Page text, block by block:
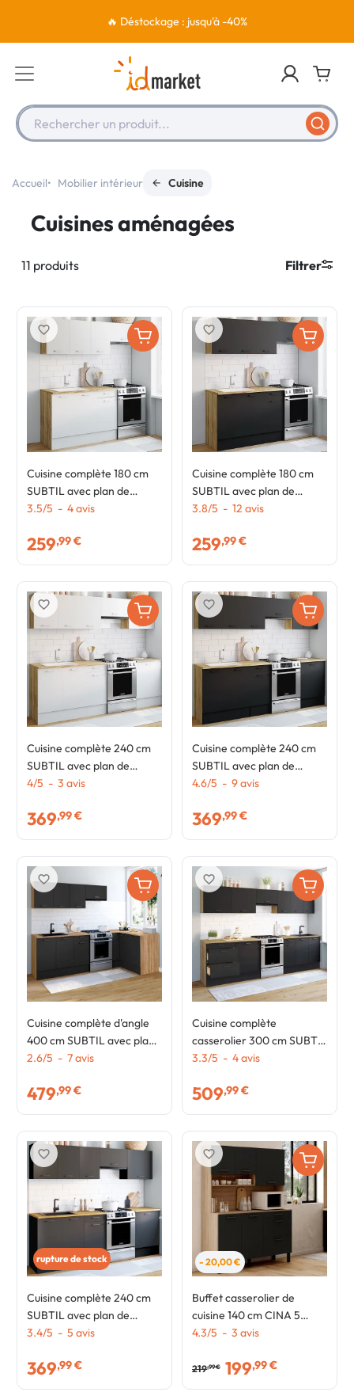
🔥 Déstockage : jusqu'à -40%
Rechercher un produit...
Accueil Mobilier intérieur Cuisine
Cuisines aménagées
11 produits Filtrer
Cuisine complète 180 cm
SUBTIL avec plan de
travail 5 éléments bois et
3.5/5 - 4avis
259,99 €
favorite_border
Cuisine complète 180 cm
SUBTIL avec plan de
travail 5 éléments bois et
3.8/5 - 12 avis
259,99 €
favorite_border
Cuisine complète 240 cm
SUBTIL avec plan de
travail 7 éléments bois et
4/5 - 3 avis
369,99 €
favorite_border
Cuisine complète 240 cm
SUBTIL avec plan de
travail 7 éléments bois et
4.6/5 - 9avis
369,99 €
favorite_border
Cuisine complète d'angle
400 cm SUBTIL avec plan
de travail 7 élements bois
2.6/5 - 7avis
479,99 €
favorite_border
Cuisine complète
casserolier 300 cm SUBTIL
avec plan de travail 9
3.3/5 - 4avis
509,99 €
favorite_border
rupture de stock
Cuisine complète 240 cm
SUBTIL avec plan de
travail 7 éléments noir et
3.4/5 - 5 avis
369,99 €
favorite_border
- 20,00 €
Buffet casserolier de
cuisine 140 cm CINA 5
portes + 3 tiroirs façon
4.3/5 - 3 avis
219,99 € 199,99 €
favorite_border